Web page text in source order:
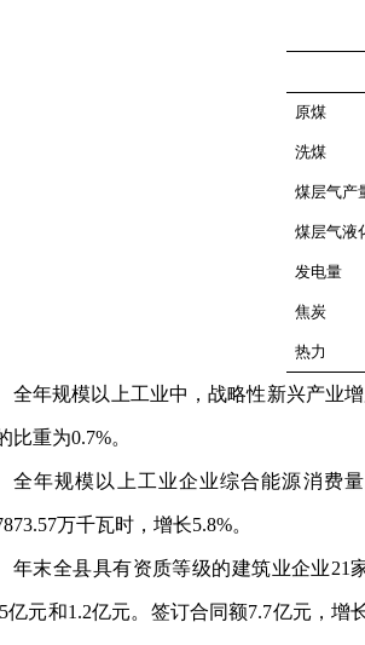
原煤
洗煤
煤层气产
煤层气液
发电量
焦炭
热力
全年规模以上工业中，战略性新兴产业
比重为0.7%。
全年规模以上工业企业综合能源消费
万千瓦时，增长5.8%。
年末全县具有资质等级的建筑业企业21
亿元和1.2亿元。签订合同额7.7亿元，增